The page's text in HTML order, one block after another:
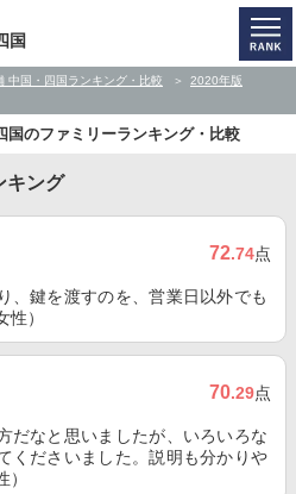
国
中国・四国ランキング・比較
2020年版
国のファミリーランキング・比較
キング
72.74点
、鍵を渡すのを、営業日以外でも
）
70.29点
だなと思いましたが、いろいろな
くださいました。説明も分かりや